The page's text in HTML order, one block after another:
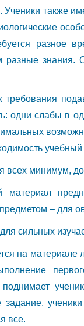
также
разное
разные знания.
требования
одни слабы в
всех минимум,
материал
– для
сильных
на материале
все.